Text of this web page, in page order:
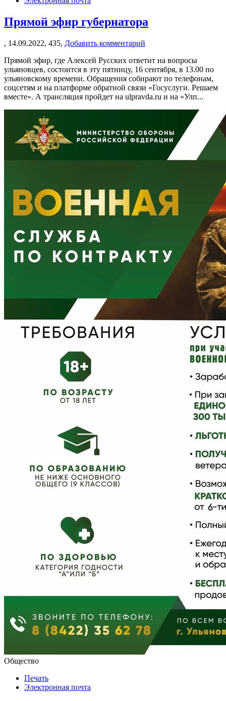
Прямой эфир губернатора
, 14.09.2022, 435, Добавить комментарий
Прямой эфир, где Алексей Русских ответит на вопросы
ульяновцев, состоится в эту пятницу, 16 сентября, в 13.00 по
ульяновскому времени. Обращения собирают по телефонам,
соцсетям и на платформе обратной связи «Госуслуги. Решаем
вместе». А трансляция пройдет на ulpravda.ru и на «Улп...
Общество
Печать
Электронная почта